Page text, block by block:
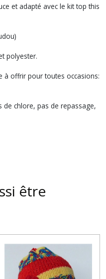
et adapté avec le kit top this
polyester.
à offrir pour toutes occasions:
de chlore, pas de repassage,
être